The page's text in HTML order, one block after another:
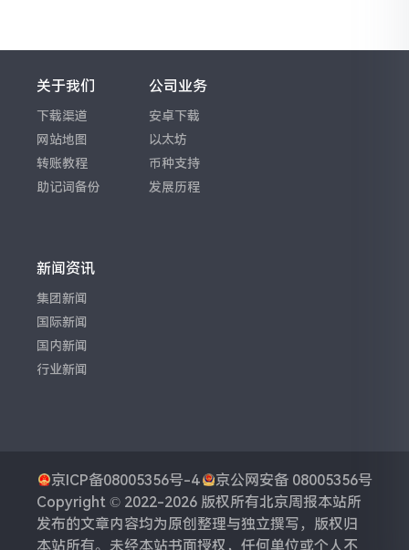
关于我们
下载渠道
网站地图
转账教程
助记词备份
公司业务
安卓下载
以太坊
币种支持
发展历程
新闻资讯
集团新闻
国际新闻
国内新闻
行业新闻
京ICP备08005356号-4
京公网安备 08005356号
Copyright © 2022-2026 版权所有北京周报本站所
发布的文章内容均为原创整理与独立撰写，版权归
本站所有。未经本站书面授权，任何单位或个人不